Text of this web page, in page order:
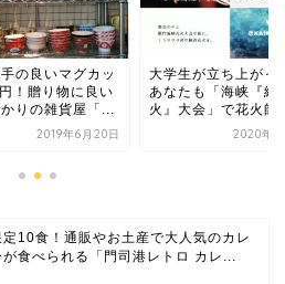
立ち上がった！
「海峡『線香花
」で花火師に。
2020年7月8日
【イベント】ワンコ
で1年の頑張りをい
ませんか？「あつま
定10食！通販やお土産で大人気のカレ
が食べられる「門司港レトロ カレ...